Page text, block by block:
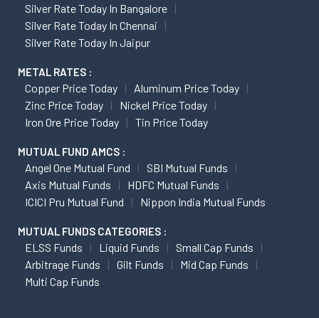
Silver Rate Today In Bangalore
Silver Rate Today In Chennai
Silver Rate Today In Jaipur
METAL RATES :
Copper Price Today
Aluminum Price Today
Zinc Price Today
Nickel Price Today
Iron Ore Price Today
Tin Price Today
MUTUAL FUND AMCS :
Angel One Mutual Fund
SBI Mutual Funds
Axis Mutual Funds
HDFC Mutual Funds
ICICI Pru Mutual Fund
Nippon India Mutual Funds
MUTUAL FUNDS CATEGORIES :
ELSS Funds Liquid Funds
Small Cap Funds
Arbitrage Funds
Gilt Funds
Mid Cap Funds
Multi Cap Funds